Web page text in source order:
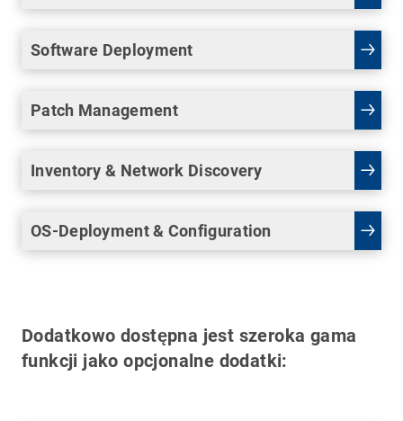
Software Deployment
Patch Management
Inventory & Network Discovery
OS-Deployment & Configuration
Dodatkowo dostępna jest szeroka gama
funkcji jako opcjonalne dodatki: